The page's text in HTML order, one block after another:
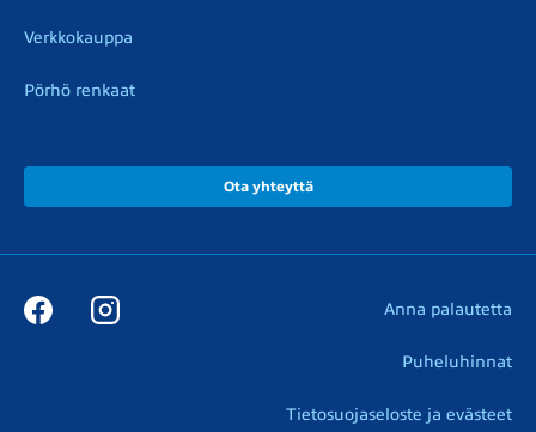
Verkkokauppa
Pörhö renkaat
Ota yhteyttä
Anna palautetta
Puheluhinnat
Tietosuojaseloste ja evästeet